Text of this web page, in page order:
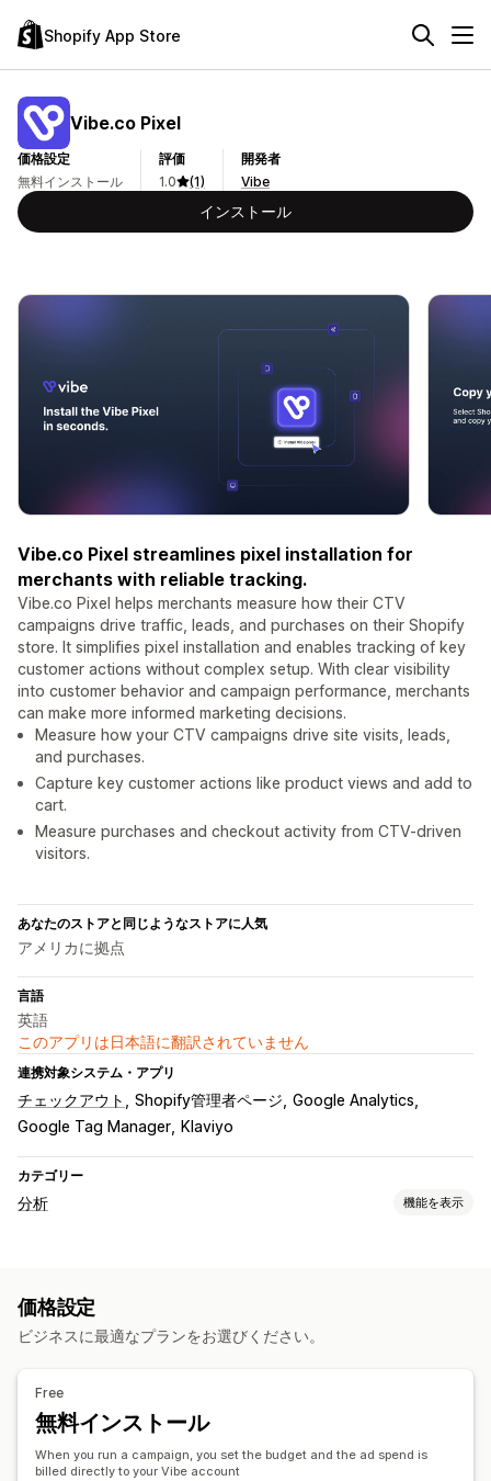
Shopify App Store
Vibe.co Pixel
価格設定
無料インストール
評価
1.0
(1)
開発者
Vibe
インストール
Vibe.co Pixel streamlines pixel installation for
merchants with reliable tracking.
Vibe.co Pixel helps merchants measure how their CTV
campaigns drive traffic, leads, and purchases on their Shopify
store. It simplifies pixel installation and enables tracking of key
customer actions without complex setup. With clear visibility
into customer behavior and campaign performance, merchants
can make more informed marketing decisions.
Measure how your CTV campaigns drive site visits, leads,
and purchases.
Capture key customer actions like product views and add to
cart.
Measure purchases and checkout activity from CTV-driven
visitors.
あなたのストアと同じようなストアに人気
アメリカに拠点
言語
英語
このアプリは日本語に翻訳されていません
連携対象システム・アプリ
チェックアウト Shopify管理者ページ Google Analytics
Google Tag Manager
Klaviyo
カテゴリー
分析 機能を表示
マーケティングと販売
ビジュアルとレポート
分析ダッシュボード 履歴分析
価格設定
ビジネスに最適なプランをお選びください。
Free
無料インストール
When you run a campaign, you set the budget and the ad spend is
billed directly to your Vibe account